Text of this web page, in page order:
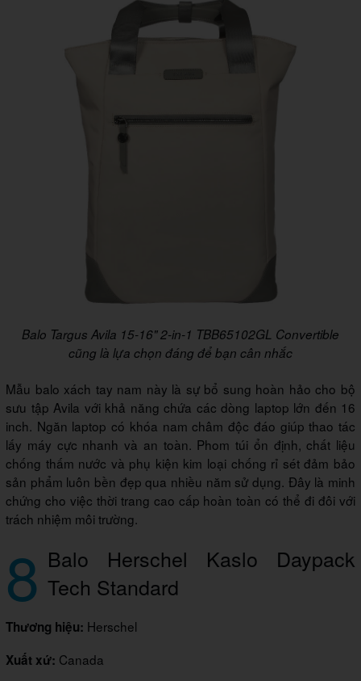
Balo Targus Avila 15-16" 2-in-1 TBB65102GL Convertible
cũng là lựa chọn đáng để bạn cân nhắc
Mẫu balo xách tay nam này là sự bổ sung hoàn hảo cho bộ
sưu tập Avila với khả năng chứa các dòng laptop lớn đến 16
inch. Ngăn laptop có khóa nam châm độc đáo giúp thao tác
lấy máy cực nhanh và an toàn. Phom túi ổn định, chất liệu
chống thấm nước và phụ kiện kim loại chống rỉ sét đảm bảo
sản phẩm luôn bền đẹp qua nhiều năm sử dụng. Đây là minh
chứng cho việc thời trang cao cấp hoàn toàn có thể đi đôi với
trách nhiệm môi trường.
8 Balo Herschel Kaslo Daypack
Tech Standard
Thương hiệu: Herschel
Xuất xứ: Canada